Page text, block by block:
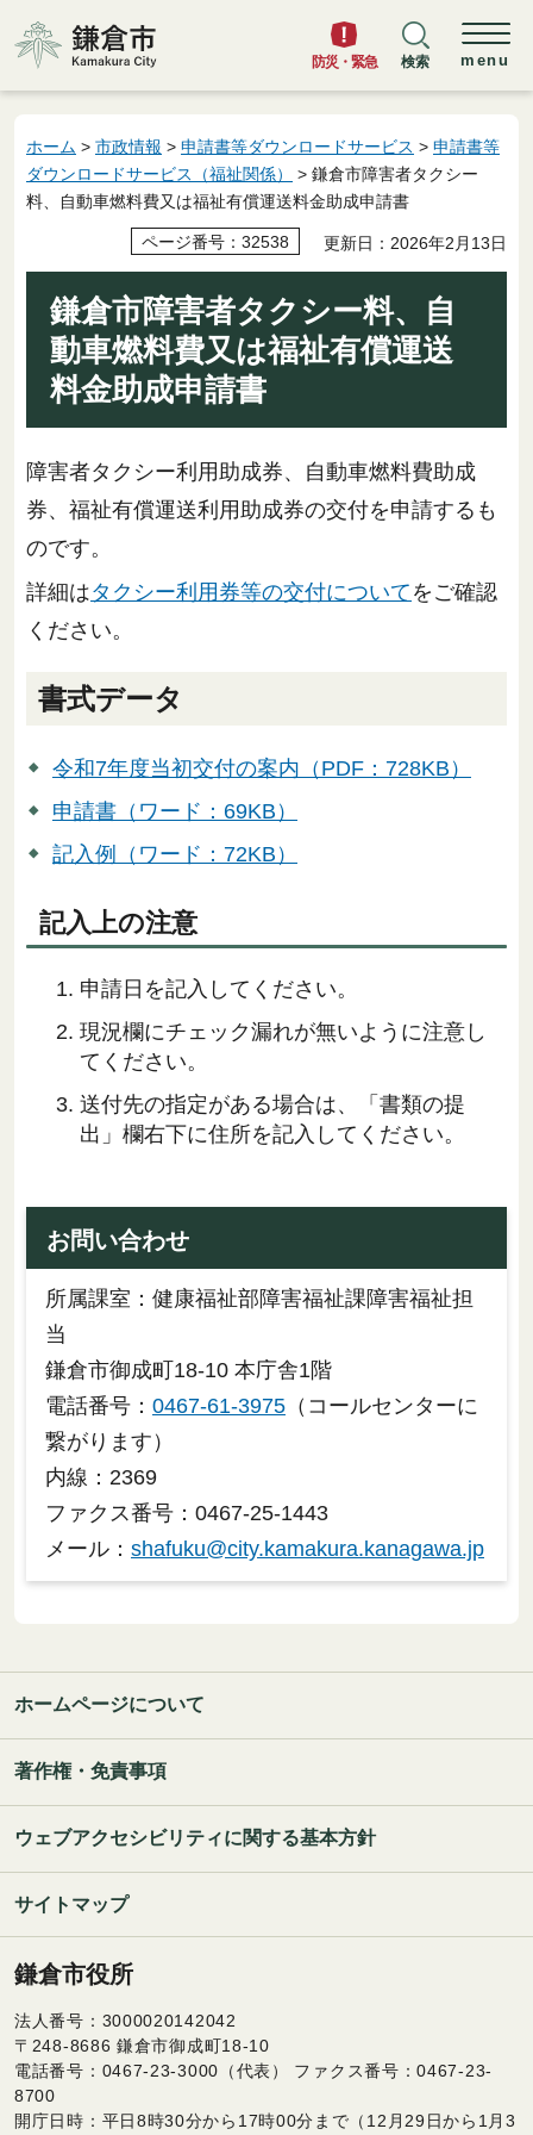
鎌倉市
防災・緊急 検索 menu
ホーム > 市政情報 > 申請書等ダウンロードサービス > 申請書等
ダウンロードサービス（福祉関係）
> 鎌倉市障害者タクシー
料、自動車燃料費又は福祉有償運送料金助成申請書
ページ番号：32538 更新日：2026年2月13日
鎌倉市障害者タクシー料、自
動車燃料費又は福祉有償運送
料金助成申請書
障害者タクシー利用助成券、自動車燃料費助成
券、福祉有償運送利用助成券の交付を申請するも
のです。
詳細はタクシー利用券等の交付について をご確認
ください。
書式データ
令和7年度当初交付の案内（PDF：728KB）
申請書（ワード：69KB）
記入例（ワード：72KB）
記入上の注意
申請日を記入してください。
現況欄にチェック漏れが無いように注意し
てください。
送付先の指定がある場合は、「書類の提
出」欄右下に住所を記入してください。
お問い合わせ
所属課室：健康福祉部障害福祉課障害福祉担
当
鎌倉市御成町18-10 本庁舎1階
電話番号： 0467-61-3975 （コールセンターに
繋がります）
内線：2369
ファクス番号：0467-25-1443
メール： shafuku@city.kamakura.kanagawa.jp
ホームページについて
著作権・免責事項
ウェブアクセシビリティに関する基本方針
サイトマップ
鎌倉市役所
法人番号：3000020142042
〒248-8686 鎌倉市御成町18-10
電話番号：0467-23-3000（代表） ファクス番号：0467-23-
8700
開庁日時：平日8時30分から17時00分まで（12月29日から1月3